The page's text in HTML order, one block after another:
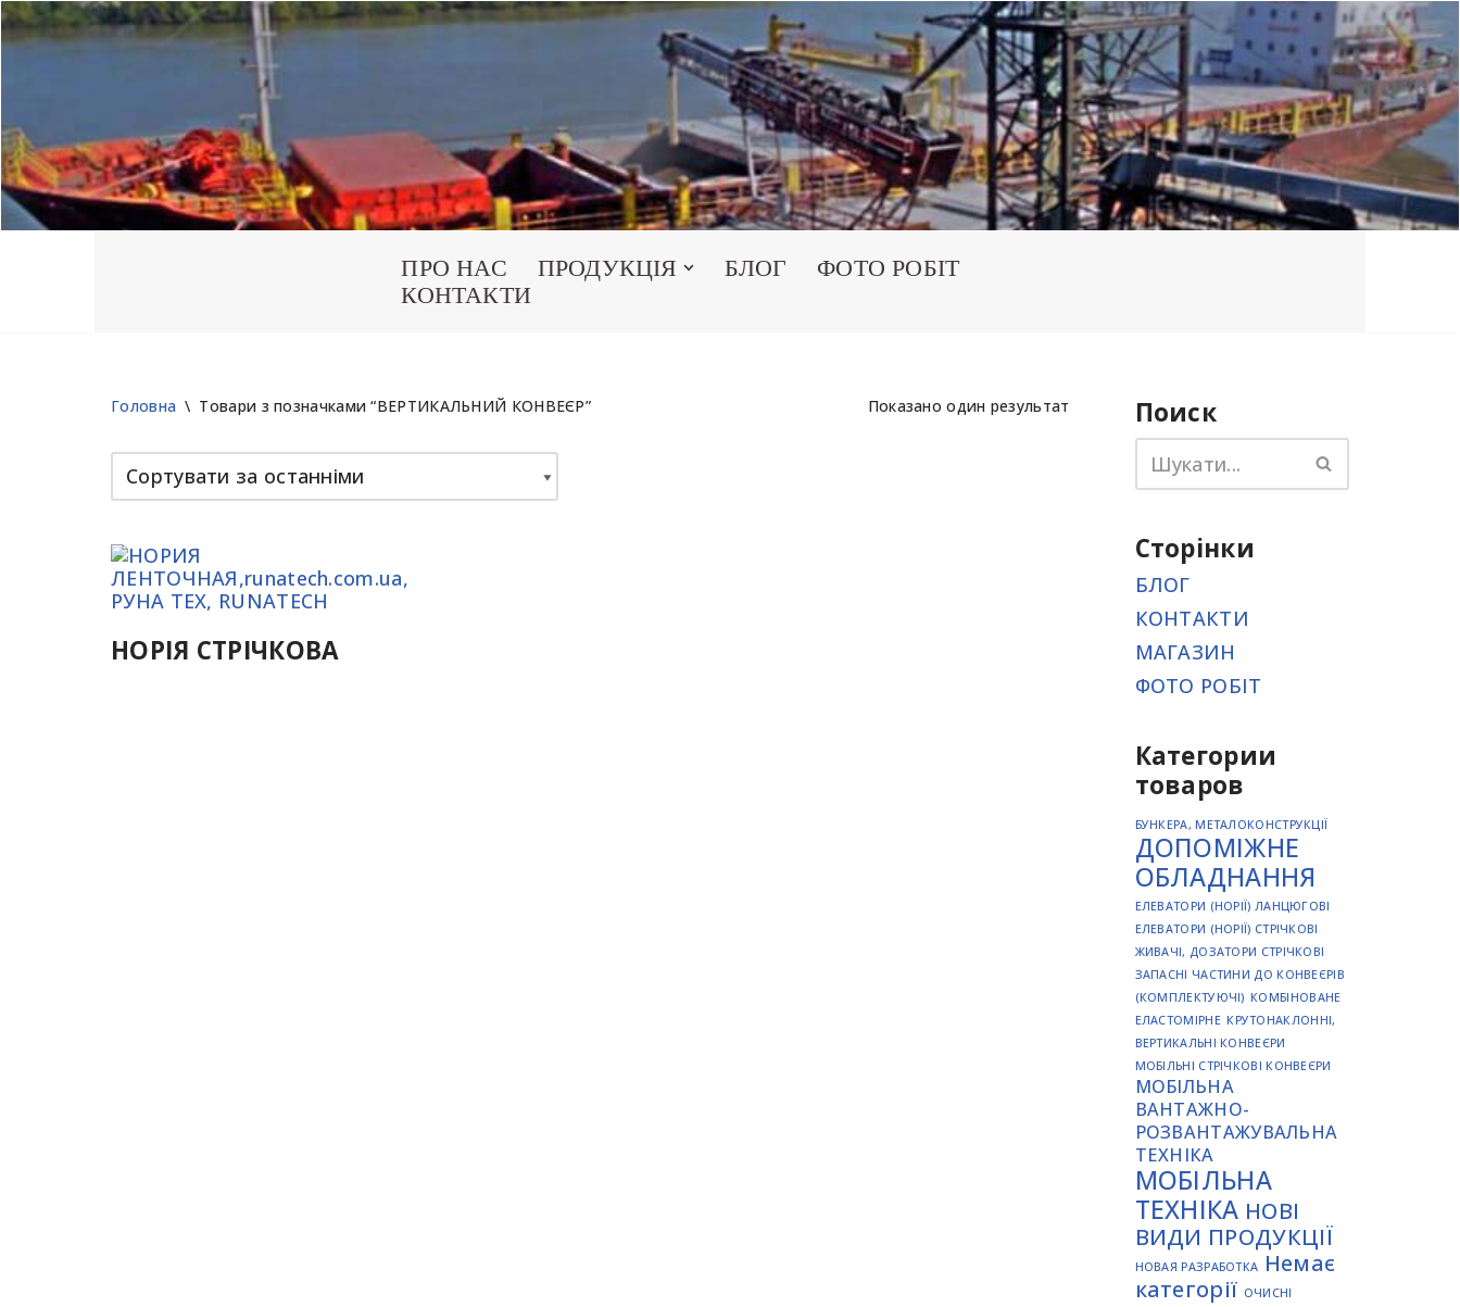
ПРО НАС ПРОДУКЦІЯ БЛОГ
ФОТО РОБІТ
КОНТАКТИ
Головна \ Товари з позначками “ВЕРТИКАЛЬНИЙ КОНВЕЄР” Показано один результат
НОРІЯ СТРІЧКОВА
Поиск
Сторінки
БЛОГ
КОНТАКТИ
МАГАЗИН
ФОТО РОБІТ
Категории
товаров
БУНКЕРА, МЕТАЛОКОНСТРУКЦІЇ
ДОПОМІЖНЕ
ОБЛАДНАННЯ
ЕЛЕВАТОРИ (НОРІЇ) ЛАНЦЮГОВІ
ЕЛЕВАТОРИ (НОРІЇ) СТРІЧКОВІ
ЖИВАЧІ, ДОЗАТОРИ СТРІЧКОВІ
ЗАПАСНІ ЧАСТИНИ ДО КОНВЕЄРІВ
(КОМПЛЕКТУЮЧІ) КОМБІНОВАНЕ
ЕЛАСТОМІРНЕ КРУТОНАКЛОННІ,
ВЕРТИКАЛЬНІ КОНВЕЄРИ
МОБІЛЬНІ СТРІЧКОВІ КОНВЕЄРИ
МОБІЛЬНА
ВАНТАЖНО-
РОЗВАНТАЖУВАЛЬНА
ТЕХНІКА
МОБІЛЬНА
ТЕХНІКА НОВІ
ВИДИ ПРОДУКЦІЇ
НОВАЯ РАЗРАБОТКА Немає
категорії ОЧИСНІ